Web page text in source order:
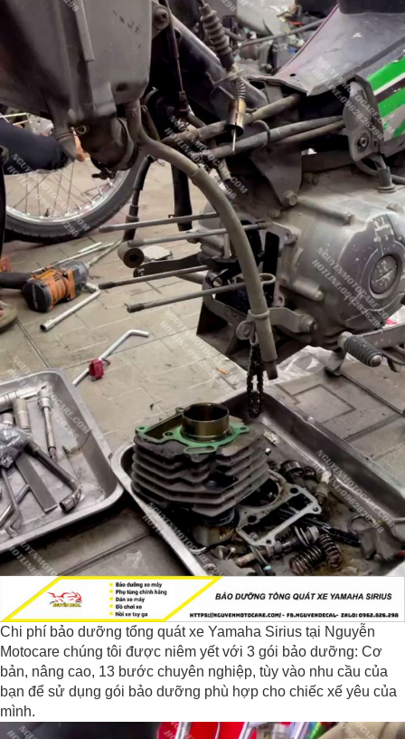
Chi phí bảo dưỡng tổng quát xe Yamaha Sirius tại Nguyễn
Motocare chúng tôi được niêm yết với 3 gói bảo dưỡng: Cơ
bản, nâng cao, 13 bước chuyên nghiệp, tùy vào nhu cầu của
bạn để sử dụng gói bảo dưỡng phù hợp cho chiếc xế yêu của
mình.